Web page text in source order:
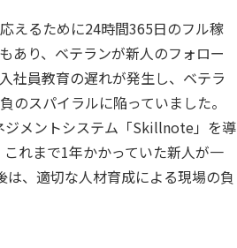
えるために24時間365日のフル稼
あり、ベテランが新人のフォロー
社員教育の遅れが発生し、ベテラ
スパイラルに陥っていました。
ジメントシステム「Skillnote」を導
れまで1年かかっていた新人が一
、適切な人材育成による現場の負